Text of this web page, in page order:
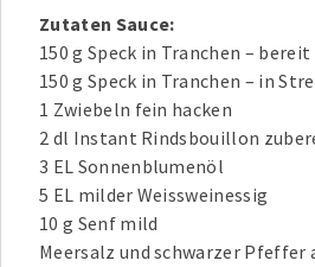
Zutaten Sauce:
150 g Speck in Tranchen –
150 g Speck in Tranchen – in
1 Zwiebeln fein hacken
2 dl Instant Rindsbouillon
3 EL Sonnenblumenöl
5 EL milder Weissweinessig
10 g Senf mild
Meersalz und schwarzer Pfeffer